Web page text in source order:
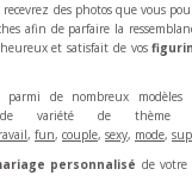
des photos que vous
afin de parfaire la
et satisfait de vos
parmi de nombreux modèles
variété de thème
, fun, couple, sexy, mode,
personnalisé de